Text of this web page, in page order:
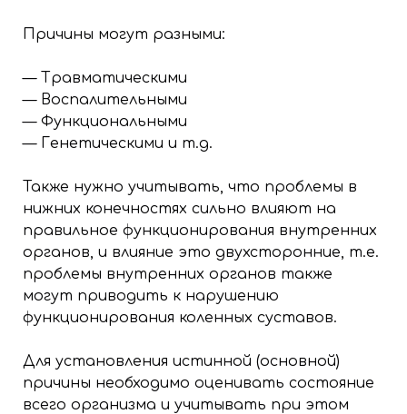
Причины могут разными:
— Травматическими
— Воспалительными
— Функциональными
— Генетическими и т.д.
Также нужно учитывать, что проблемы в
нижних конечностях сильно влияют на
правильное функционирования внутренних
органов, и влияние это двухсторонние, т.е.
проблемы внутренних органов также
могут приводить к нарушению
функционирования коленных суставов.
Для установления истинной (основной)
причины необходимо оценивать состояние
всего организма и учитывать при этом